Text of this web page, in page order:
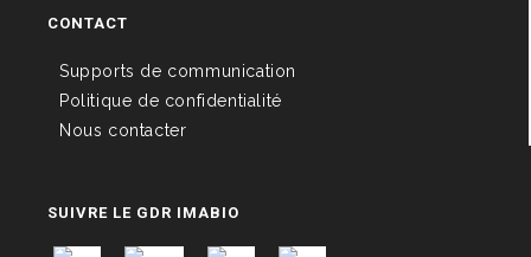
CONTACT
Supports de communication
Politique de confidentialité
Nous contacter
SUIVRE LE GDR IMABIO